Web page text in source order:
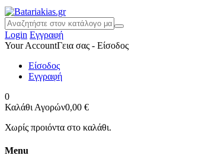
Login Εγγραφή
Your AccountΓεια σας - Είσοδος
Είσοδος
Εγγραφή
0
Καλάθι Αγορών0,00 €
Χωρίς προιόντα στο καλάθι.
Menu